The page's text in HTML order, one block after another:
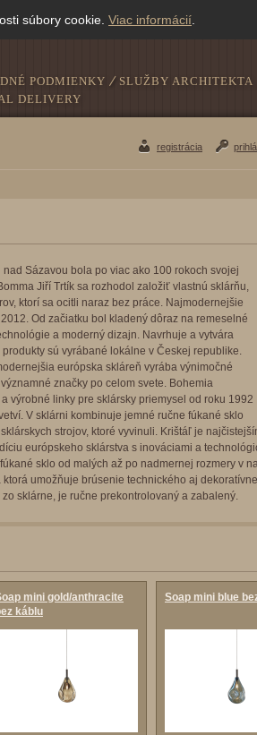
PODMIENKY SLUŽBY ARCHITEKTA
DELIVERY
registrácia
Sázavou bola po viac ako 100 rokoch svojej
Jiří Trtík sa rozhodol založiť vlastnú sklárňu,
ktorí sa ocitli naraz bez práce. Najmodernejšie
Od začiatku bol kladený dôraz na remeselné
a moderný dizajn. Navrhuje a vytvára
sú vyrábané lokálne v Českej republike.
európska skláreň vyrába výnimočné
značky po celom svete. Bohemia
výrobné linky pre sklársky priemysel od roku 1992
V sklárni kombinuje jemné ručne fúkané sklo
strojov, ktoré vyvinuli. Krištáľ je
európskeho sklárstva s inováciami a
sklo od malých až po nadmernej rozmery v
umožňuje brúsenie technického aj
sklárne, je ručne prekontrolovaný a zabalený.
mini gold/anthracite
káblu
Soap mini blue
súbory cookie. Viac informácií